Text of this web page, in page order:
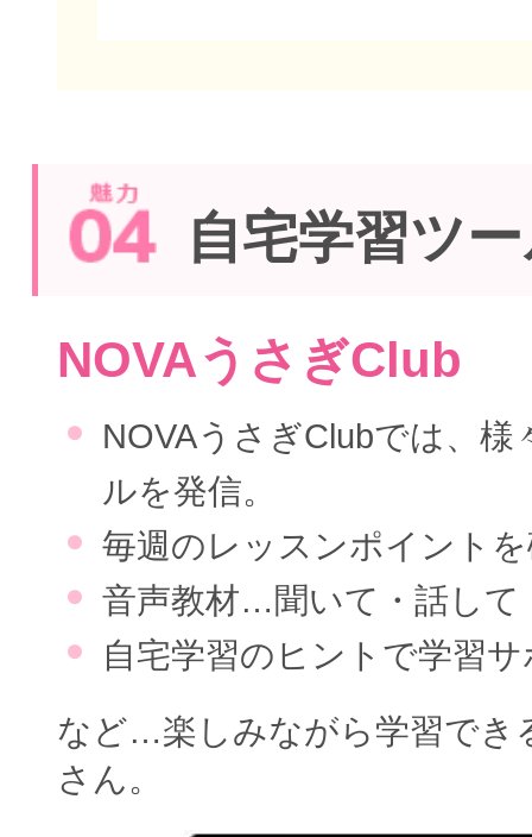
自宅学習ツ
NOVAうさぎClub
NOVAうさぎClubでは、様
ルを発信。
毎週のレッスンポイント
音声教材…聞いて・話して
自宅学習のヒントで学習
など…楽しみながら学習でき
さん。